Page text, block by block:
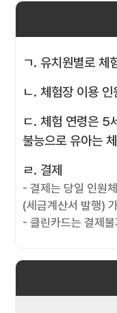
ㄱ. 유치원별로 체
ㄴ. 체험장 이용
ㄷ. 체험 연령은 5
불능으로 유아는
ㄹ. 결제
- 결제는 당일 인원
(세금계산서 발행)
- 클린카드는 결제